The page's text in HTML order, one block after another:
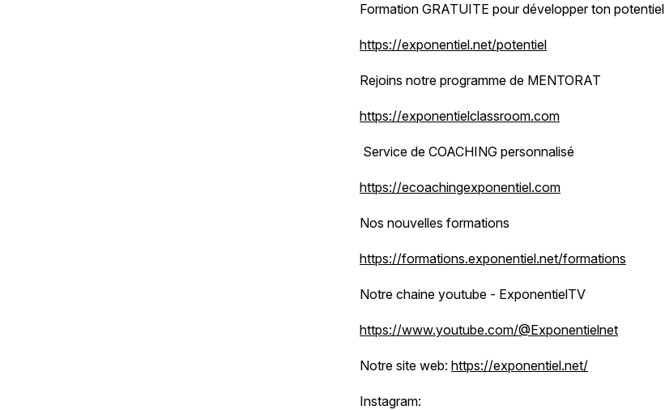
Formation GRATUITE pour développer ton potentiel
https://exponentiel.net/potentiel
Rejoins notre programme de MENTORAT
https://exponentielclassroom.com
Service de COACHING personnalisé
https://ecoachingexponentiel.com
Nos nouvelles formations
https://formations.exponentiel.net/formations
Notre chaine youtube - ExponentielTV
https://www.youtube.com/@Exponentielnet
Notre site web: https://exponentiel.net/
Instagram: